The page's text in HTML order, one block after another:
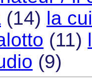
(14) la
(11)
(9)